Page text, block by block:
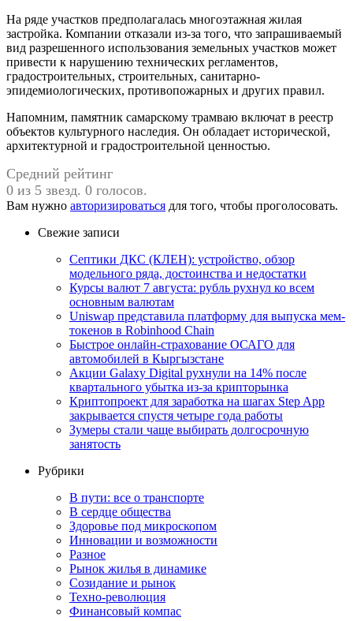
На ряде участков предполагалась многоэтажная жилая
застройка. Компании отказали из-за того, что запрашиваемый
вид разрешенного использования земельных участков может
привести к нарушению технических регламентов,
градостроительных, строительных, санитарно-
эпидемиологических, противопожарных и других правил.
Напомним, памятник самарскому трамваю включат в реестр
объектов культурного наследия. Он обладает исторической,
архитектурной и градостроительной ценностью.
Средний рейтинг
0 из 5 звезд. 0 голосов.
Вам нужно авторизироваться для того, чтобы проголосовать.
Свежие записи
Септики ДКС (КЛЕН): устройство, обзор
модельного ряда, достоинства и недостатки
Курсы валют 7 августа: рубль рухнул ко всем
основным валютам
Uniswap представила платформу для выпуска мем-
токенов в Robinhood Chain
Быстрое онлайн-страхование ОСАГО для
автомобилей в Кыргызстане
Акции Galaxy Digital рухнули на 14% после
квартального убытка из-за крипторынка
Криптопроект для заработка на шагах Step App
закрывается спустя четыре года работы
Зумеры стали чаще выбирать долгосрочную
занятость
Рубрики
В пути: все о транспорте
В сердце общества
Здоровье под микроскопом
Инновации и возможности
Разное
Рынок жилья в динамике
Созидание и рынок
Техно-революция
Финансовый компас